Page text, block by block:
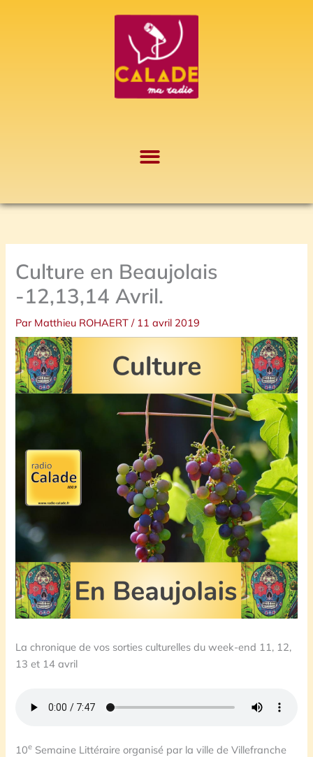
Culture en Beaujolais
-12,13,14 Avril.
Par Matthieu ROHAERT/ 11 avril 2019
La chronique de vos sorties culturelles du week-end 11, 12,
13 et 14 avril
10e Semaine Littéraire organisé par la ville de Villefranche